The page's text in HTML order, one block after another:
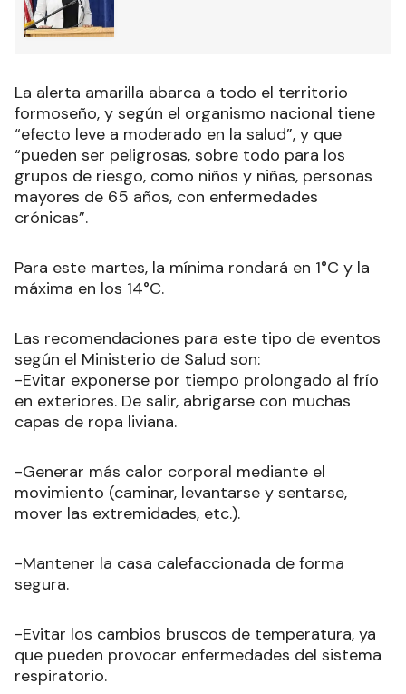
La alerta amarilla abarca a todo el territorio
formoseño, y según el organismo nacional tiene
“efecto leve a moderado en la salud”, y que
“pueden ser peligrosas, sobre todo para los
grupos de riesgo, como niños y niñas, personas
mayores de 65 años, con enfermedades
crónicas”.
Para este martes, la mínima rondará en 1°C y la
máxima en los 14°C.
Las recomendaciones para este tipo de eventos
según el Ministerio de Salud son:
-Evitar exponerse por tiempo prolongado al frío
en exteriores. De salir, abrigarse con muchas
capas de ropa liviana.
-Generar más calor corporal mediante el
movimiento (caminar, levantarse y sentarse,
mover las extremidades, etc.).
-Mantener la casa calefaccionada de forma
segura.
-Evitar los cambios bruscos de temperatura, ya
que pueden provocar enfermedades del sistema
respiratorio.